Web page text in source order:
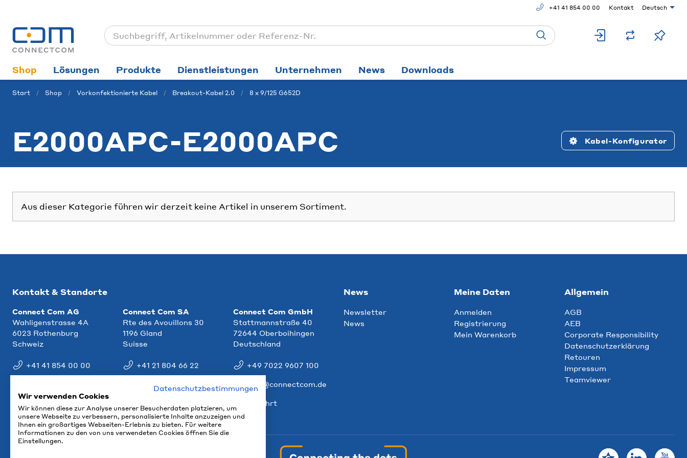
+41 41 854 00 00 Kontakt Deutsch
Shop Lösungen Produkte Dienstleistungen Unternehmen News Downloads
Start Shop Vorkonfektionierte Kabel Breakout-Kabel 2.0 8 x 9/125 G652D
E2000APC-E2000APC Kabel-Konfigurator
Aus dieser Kategorie führen wir derzeit keine Artikel in unserem Sortiment.
Kontakt & Standorte
Connect Com AG
Wahligenstrasse 4A
6023 Rothenburg
Schweiz
+41 41 854 00 00
Connect Com SA
Rte des Avouillons 30
1196 Gland
Suisse
+41 21 804 66 22
info@ccm.ch
Connect Com GmbH
Stattmannstraße 40
72644 Oberboihingen
Deutschland
+49 7022 9607 100
info@connectcom.de
Anfahrt
News
Newsletter
News
Meine Daten
Anmelden
Registrierung
Mein Warenkorb
Allgemein
AGB
AEB
Corporate Responsibility
Datenschutzerklärung
Retouren
Impressum
Teamviewer
Datenschutzbestimmungen
Wir verwenden Cookies
Wir können diese zur Analyse unserer Besucherdaten platzieren, um
unsere Webseite zu verbessern, personalisierte Inhalte anzuzeigen und
Ihnen ein großartiges Webseiten-Erlebnis zu bieten. Für weitere
Informationen zu den von uns verwendeten Cookies öffnen Sie die
Einstellungen.